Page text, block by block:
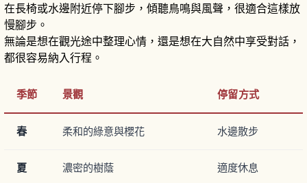
在長椅或水邊附近停下腳步，傾聽鳥鳴與風聲，很適合這樣放
慢腳步。
無論是想在觀光途中整理心情，還是想在大自然中享受對話，
都很容易納入行程。
季節 景觀 停留方式
春 柔和的綠意與櫻花 水邊散步
夏 濃密的樹蔭 適度休息